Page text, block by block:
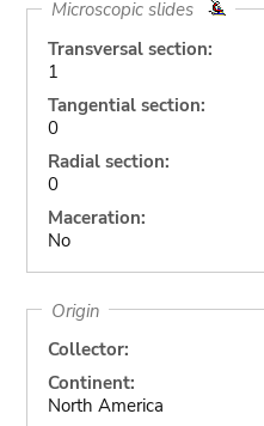
Microscopic slides
Transversal section:
1
Tangential section:
0
Radial section:
0
Maceration:
No
Origin
Collector:
Continent:
North America